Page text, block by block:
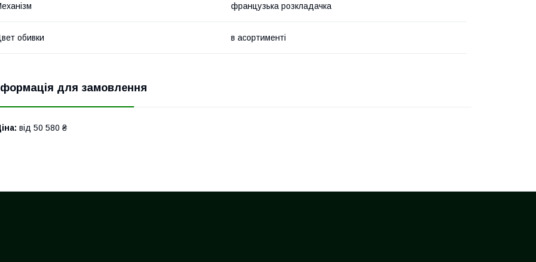
французька розкладачка
обивки в асортименті
для замовлення
від 50 580 ₴